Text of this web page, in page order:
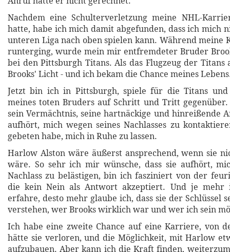
Nachdem eine Schulterverletzung meine NHL-
hatte, habe ich mich damit abgefunden, dass ich mich
unteren Liga nach oben spielen kann. Während meine
runterging, wurde mein mir entfremdeter Bruder
bei den Pittsburgh Titans. Als das Flugzeug der Titans
Brooks' Licht - und ich bekam die Chance meines
Jetzt bin ich in Pittsburgh, spiele für die Titans und
meines toten Bruders auf Schritt und Tritt gegenüber.
sein Vermächtnis, seine hartnäckige und hinreißende
aufhört, mich wegen seines Nachlasses zu
gebeten habe, mich in Ruhe zu lassen.
Harlow Alston wäre äußerst ansprechend, wenn sie
wäre. So sehr ich mir wünsche, dass sie aufhört,
Nachlass zu belästigen, bin ich fasziniert von der
die kein Nein als Antwort akzeptiert. Und je mehr
erfahre, desto mehr glaube ich, dass sie der Schlüssel
verstehen, wer Brooks wirklich war und wer ich sein
Ich habe eine zweite Chance auf eine Karriere, von
hätte sie verloren, und die Möglichkeit, mit Harlow
aufzubauen. Aber kann ich die Kraft finden,